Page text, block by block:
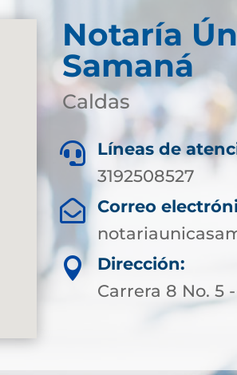
Notaría
Samaná
Caldas

Líneas de
3192508527

Correo

Dirección:
Carrera 8 No. 5